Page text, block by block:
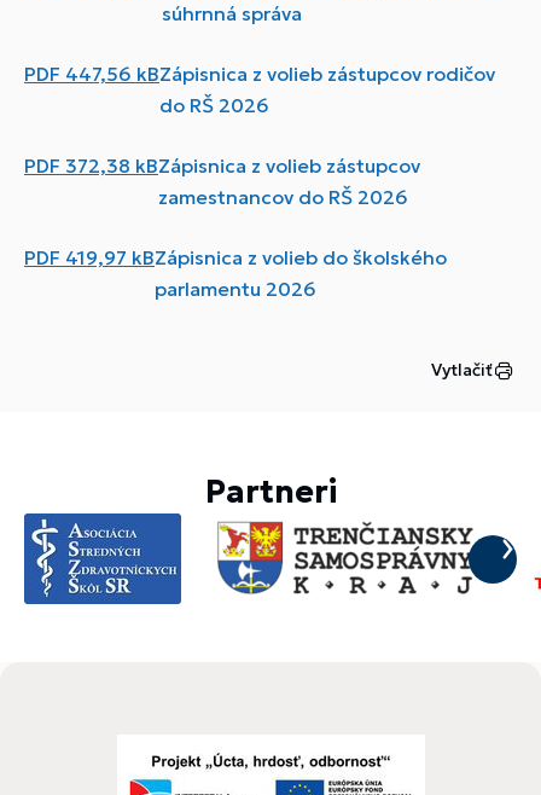
súhrnná správa
PDF 447,56 kBZápisnica z volieb zástupcov rodičov
do RŠ 2026
PDF 372,38 kBZápisnica z volieb zástupcov
zamestnancov do RŠ 2026
PDF 419,97 kBZápisnica z volieb do školského
parlamentu 2026
Vytlačiť
Partneri